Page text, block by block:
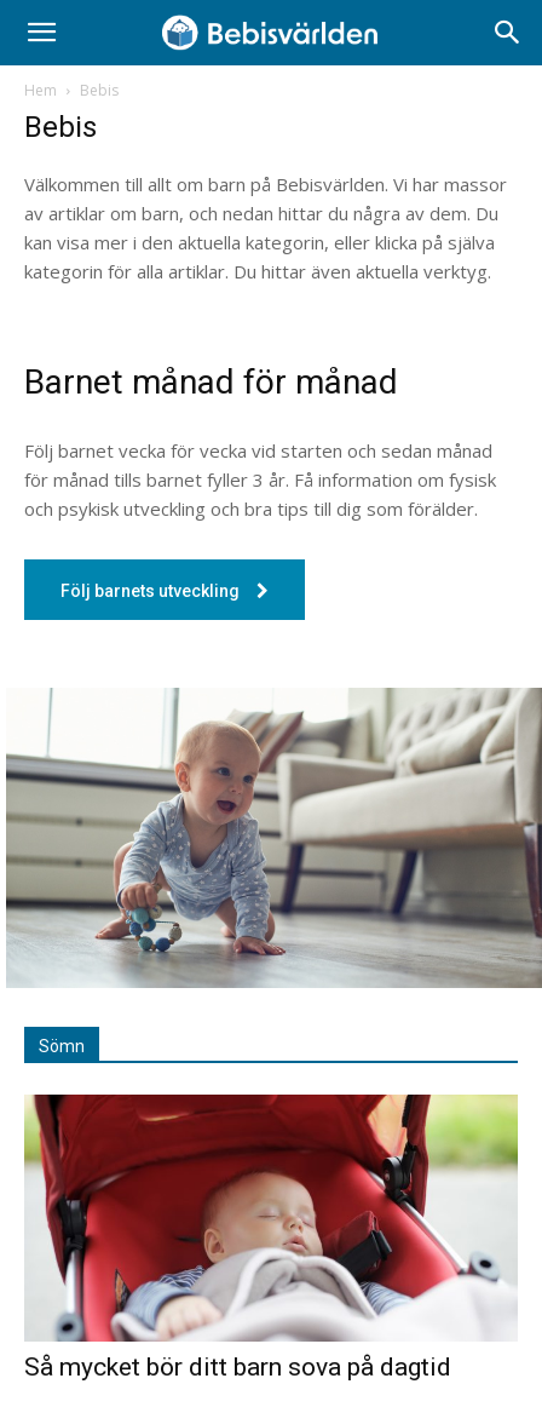
Hem Bebis
Bebis
Välkommen till allt om barn på Bebisvärlden. Vi har massor
av artiklar om barn, och nedan hittar du några av dem. Du
kan visa mer i den aktuella kategorin, eller klicka på själva
kategorin för alla artiklar. Du hittar även aktuella verktyg.
Barnet månad för månad
Följ barnet vecka för vecka vid starten och sedan månad
för månad tills barnet fyller 3 år. Få information om fysisk
och psykisk utveckling och bra tips till dig som förälder.
Följ barnets utveckling
Sömn
Så mycket bör ditt barn sova på dagtid